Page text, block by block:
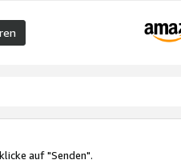
auf "Senden".